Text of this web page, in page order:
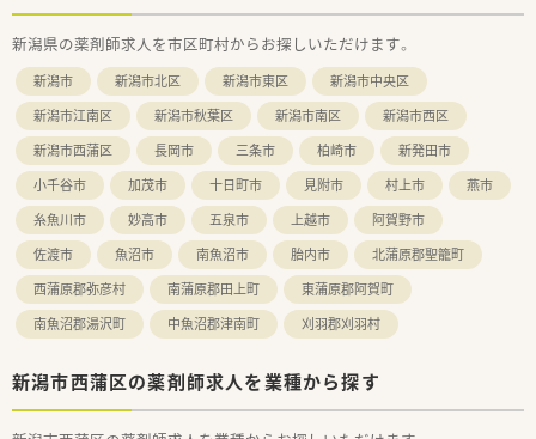
■出産や育児へのサポートも手厚く、産休と育休の取得率は100
パーセントを維持しており、復帰後の時短勤務も柔軟に可能で
す。
【想定されるキャリアイメージ】
■段階的な研修プログラムや勉強会が充実しており、入社後の経
験年数に応じたスキルアップを会社全体で手厚く支援していま
す。
■現場の薬剤師として経験を積んだ後は、個々の希望に応じて採
用活動や店舗開発などの本部業務へ挑戦することも十分に可能
です。
■認定薬剤師の取得支援制度やeラーニング、大手グループとの
共同プログラムにより、高度な専門性を働きながら習得できま
す。
新潟県の薬剤師求人を市区町村からお探しいただけます。
新潟市 新潟市北区 新潟市東区
新潟市中央区
新潟市江南区
新潟市秋葉区 新潟市南区
新潟市西区
新潟市西蒲区
長岡市 三条市 柏崎市
新発田市
小千谷市
加茂市 十日町市 見附市 村上市
燕市
糸魚川市
妙高市 五泉市 上越市
阿賀野市
佐渡市
魚沼市 南魚沼市 胎内市
北蒲原郡聖籠町
西蒲原郡弥彦村
南蒲原郡田上町
東蒲原郡阿賀町
南魚沼郡湯沢町
中魚沼郡津南町 刈羽郡刈羽村
新潟市西蒲区の薬剤師求人を業種から探す